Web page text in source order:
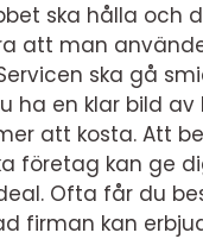
ska hålla och
att man
ska gå
ha en klar bild
att kosta. Att
företag kan ge
Ofta får du
firman kan